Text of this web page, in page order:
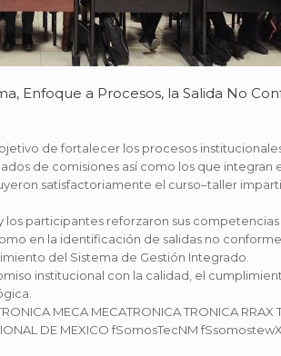
Enfoque a Procesos, la Salida No
de fortalecer los procesos
de comisiones así como los que integran
satisfactoriamente el curso–taller
los participantes reforzaron sus
en la identificación de salidas no
del Sistema de Gestión Integrado.
institucional con la calidad, el